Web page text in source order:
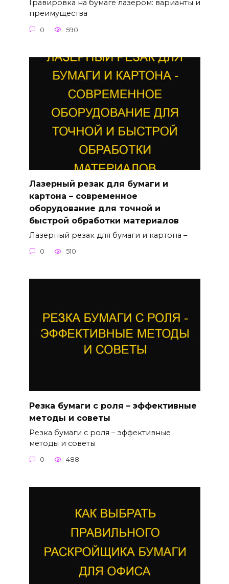
Гравировка на бумаге лазером: варианты и
преимущества
0 590
Лазерный резак для бумаги и
картона – современное
оборудование для точной и
быстрой обработки материалов
Лазерный резак для бумаги и картона –
0 510
Резка бумаги с роля – эффективные
методы и советы
Резка бумаги с роля – эффективные
методы и советы
0 488